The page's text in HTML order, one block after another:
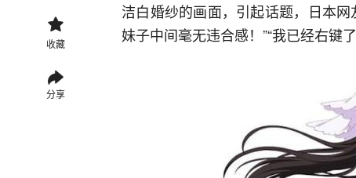
收藏
分享
洁白婚纱的画面，引起话题，日本网
妹子中间毫无违合感！”“我已经右键